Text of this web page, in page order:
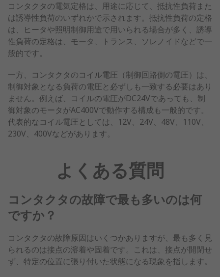
コンタクタの電気定格は、用途に応じて、抵抗性負荷また
は誘導性負荷のいずれかで示されます。抵抗性負荷の定格
は、ヒータや照明制御用途で用いられる場合が多く、誘導
性負荷の定格は、モータ、トランス、ソレノイドなどで一
般的です。
一方、コンタクタのコイル電圧（制御回路側の電圧）は、
制御対象となる負荷の電圧と必ずしも一致する必要はあり
ません。例えば、コイルの電圧がDC24Vであっても、制
御対象のモータがAC400Vで動作する構成も一般的です。
代表的なコイル電圧としては、12V、24V、48V、110V、
230V、400Vなどがあります。
よくある質問
コンタクタの故障で最も多いのは何
ですか？
コンタクタの故障原因はいくつかありますが、最も多く見
られるのは接点の溶着や固着です。これは、接点が開閉せ
ず、特定の位置に張り付いた状態になる現象を指します。